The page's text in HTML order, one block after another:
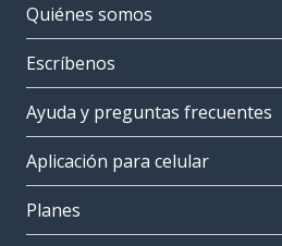
Quiénes somos
Escríbenos
Ayuda y preguntas frecuentes
Aplicación para celular
Planes